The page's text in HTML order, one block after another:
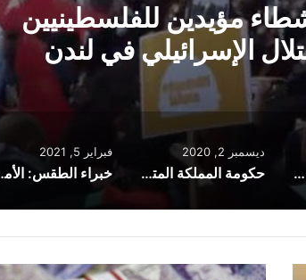
المتحدة تفتح نظام
على النقاط
اشتباكات عنيفة بين نشطاء مؤيدين للفلسطينيين وآخرين مؤيدين للاحتلال الإسرائيلي في لندن
ديسمبر 2, 2020
حكومة المملكة المتحدة تفتح نظام الهجرة الجديد القائم على النقاط
فبراير 5, 2021
خبراء الطقس:
سعر